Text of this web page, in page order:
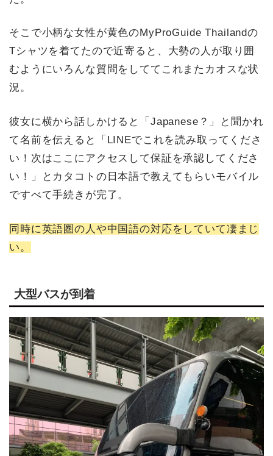
そこで小柄な女性が黄色のMyProGuide Thailandの
Tシャツを着てたので近寄ると、大勢の人が取り囲
むようにいろんな質問をしててこれまたカオスな状
況。
彼女に横から話しかけると「Japanese？」と聞かれ
て名前を伝えると「LINEでこれを読み取ってくださ
い！次はここにアクセスして保証を承認してくださ
い！」とカタコトの日本語で教えてもらいモバイル
ですべて手続きが完了。
同時に英語圏の人や中国語の対応をしていて凄まじ
い。
大型バスが到着